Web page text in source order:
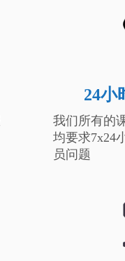
24小
我们所有的
均要求7x24
员问题